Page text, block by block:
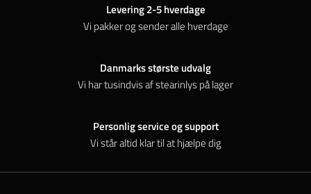
Levering 2-5 hverdage
Vi pakker og sender alle hverdage
Danmarks største udvalg
Vi har tusindvis af stearinlys på lager
Personlig service og support
Vi står altid klar til at hjælpe dig